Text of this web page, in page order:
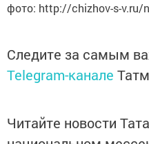
фото: http://chizhov-s-v.ru/
Следите за самым
Telegram-канале
Читайте новости